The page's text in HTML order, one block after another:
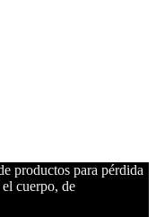
productos para pérdida
cuerpo, de